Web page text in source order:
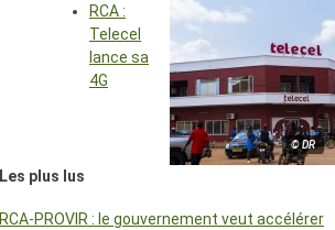
© DR
RCA :
Telecel
lance sa
4G
Les plus lus
RCA-PROVIR : le gouvernement veut accélérer